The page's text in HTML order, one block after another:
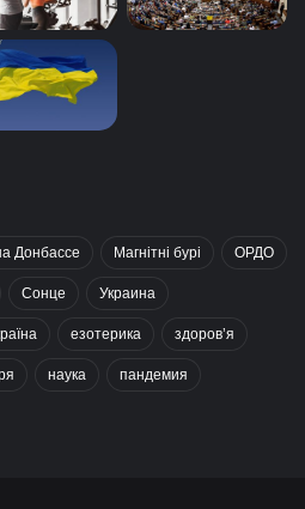
Донбассе Магнітні бурі ОРДО
Сонце Украина
езотерика здоров’я
наука пандемия